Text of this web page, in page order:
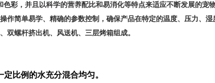
彩，并且以科学的营养配比和易消化等特点来适应不断发展的宠
作简单易学、精确的参数控制，确保产品在特定的温度、压力、
双螺杆挤出机、风送机、三层烤箱组成。
比例的水充分混合均匀。